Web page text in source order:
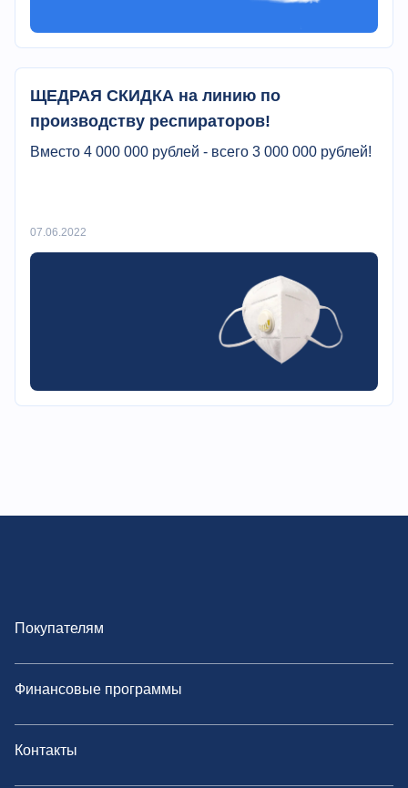
ЩЕДРАЯ СКИДКА на линию по
производству респираторов!
Вместо 4 000 000 рублей - всего 3 000 000 рублей!
07.06.2022
Покупателям
Финансовые программы
Контакты